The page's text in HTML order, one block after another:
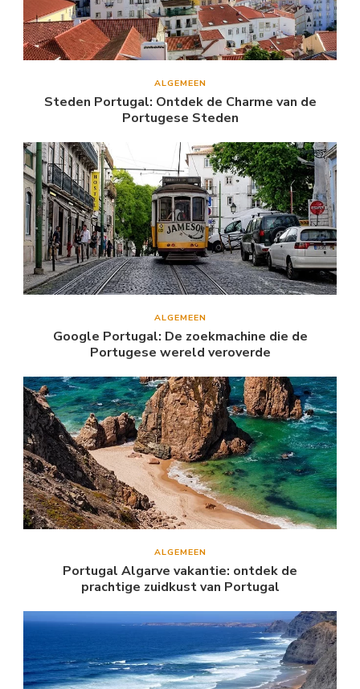
ALGEMEEN
Steden Portugal: Ontdek de Charme van de
Portugese Steden
ALGEMEEN
Google Portugal: De zoekmachine die de
Portugese wereld veroverde
ALGEMEEN
Portugal Algarve vakantie: ontdek de
prachtige zuidkust van Portugal